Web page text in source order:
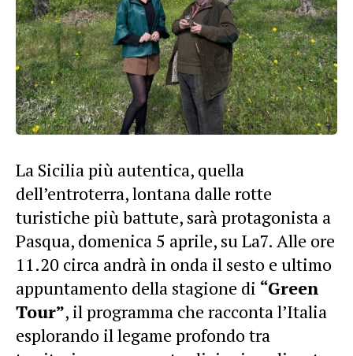
La Sicilia più autentica, quella
dell’entroterra, lontana dalle rotte
turistiche più battute, sarà protagonista a
Pasqua, domenica 5 aprile, su La7. Alle ore
11.20 circa andrà in onda il sesto e ultimo
appuntamento della stagione di “Green
Tour”, il programma che racconta l’Italia
esplorando il legame profondo tra